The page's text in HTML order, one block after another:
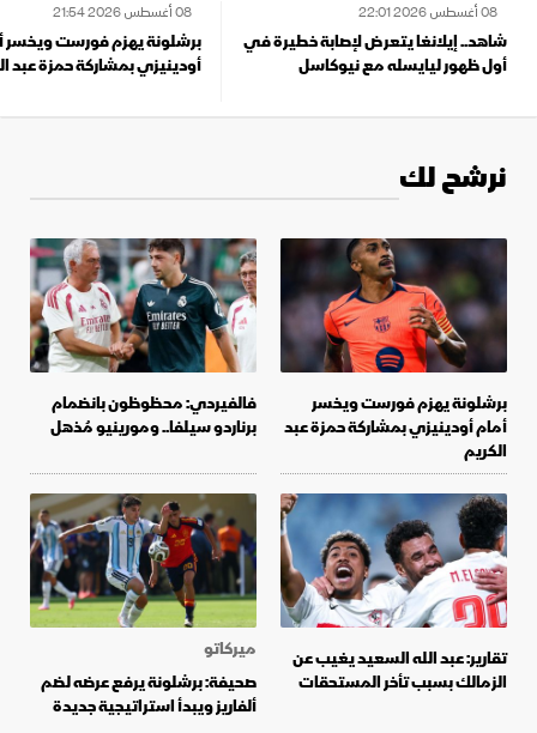
شاهد.. إيلانغا يتعرض لإصابة خطيرة في
أول ظهور ليايسله مع نيوكاسل
برشلونة يهزم فورست ويخسر أمام
أودينيزي بمشاركة حمزة عبد
نرشح لك
برشلونة يهزم فورست ويخسر
أمام أودينيزي بمشاركة حمزة عبد
الكريم
فالفيردي: محظوظون بانضمام
برناردو سيلفا.. ومورينيو مُذهل
تقارير: عبد الله السعيد يغيب عن
الزمالك بسبب تأخر المستحقات
ميركاتو
صحيفة: برشلونة يرفع عرضه لضم
ألفاريز ويبدأ استراتيجية جديدة